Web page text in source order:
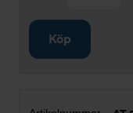
Köp